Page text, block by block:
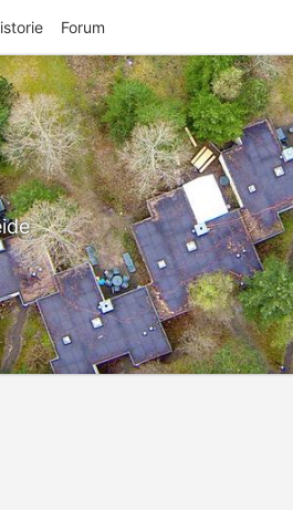
Forum